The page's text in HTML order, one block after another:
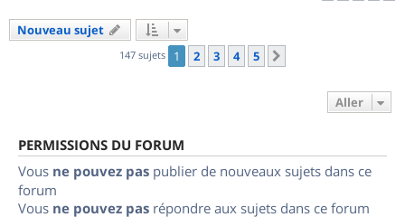
Nouveau sujet
147 sujets 1 2 3 4 5
Aller
PERMISSIONS DU FORUM
Vous ne pouvez pas publier de nouveaux sujets dans ce
forum
Vous ne pouvez pas répondre aux sujets dans ce forum